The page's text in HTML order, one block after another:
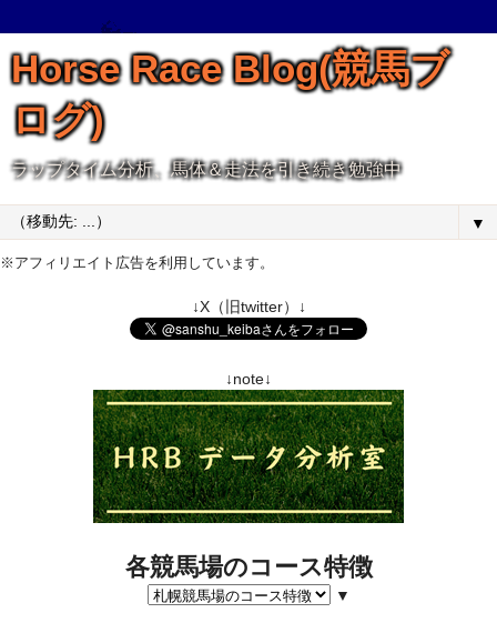
Horse Race Blog(競馬ブ
ログ)
ラップタイム分析、馬体＆走法を引き続き勉強中
▼
※アフィリエイト広告を利用しています。
↓X（旧twitter）↓
↓note↓
各競馬場のコース特徴
▼